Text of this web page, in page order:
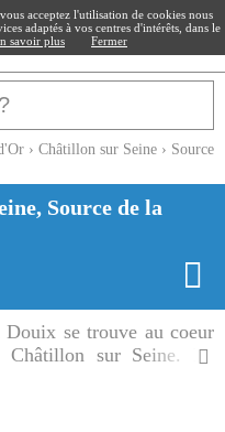
› Châtillon sur Seine › Source
Source de la
se trouve au coeur
sur Seine. La
acceptez l'utilisation de cookies nous
adaptés à vos centres d'intérêts, dans le
savoir plus Fermer